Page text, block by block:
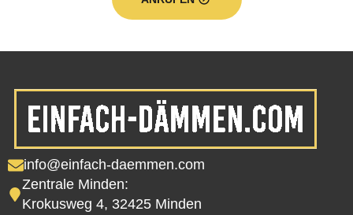
info@einfach-daemmen.com
Zentrale Minden:
Krokusweg 4, 32425 Minden